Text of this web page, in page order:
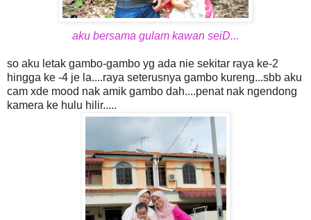
aku bersama gulam kawan seiD...
so aku letak gambo-gambo yg ada nie sekitar raya ke-2
hingga ke -4 je la....raya seterusnya gambo kureng...sbb aku
cam xde mood nak amik gambo dah....penat nak ngendong
kamera ke hulu hilir.....